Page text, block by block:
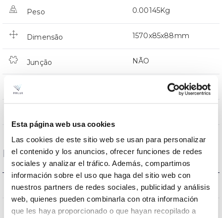
Esta página web usa cookies
Las cookies de este sitio web se usan para personalizar
el contenido y los anuncios, ofrecer funciones de redes
sociales y analizar el tráfico. Además, compartimos
información sobre el uso que haga del sitio web con
nuestros partners de redes sociales, publicidad y análisis
web, quienes pueden combinarla con otra información
que les haya proporcionado o que hayan recopilado a
Peso 0.00145Kg
Dimensão 1570x85x88mm
Junção NÃO
No incluida
Dados ópticos
Temperatura de cor 3000K
CRI Índice de repr. cromática 80